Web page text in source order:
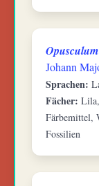
Johann
Sprachen:
Fächer:
Färbemittel,
Fossilien